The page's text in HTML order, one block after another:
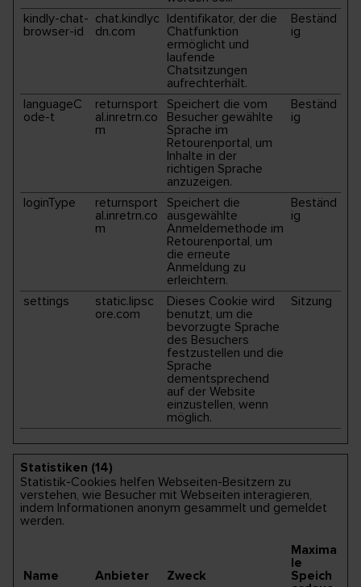
kindly-chat-
browser-id
chat.kindlyc
dn.com
Identifikator, der die
Chatfunktion
ermöglicht und
laufende
Chatsitzungen
aufrechterhält.
Beständ
ig
languageC
ode-t
returnsport
al.inretrn.co
m
Speichert die vom
Besucher gewählte
Sprache im
Retourenportal, um
Inhalte in der
richtigen Sprache
anzuzeigen.
Beständ
ig
loginType
returnsport
al.inretrn.co
m
Speichert die
ausgewählte
Anmeldemethode im
Retourenportal, um
die erneute
Anmeldung zu
erleichtern.
Beständ
ig
settings
static.lipsc
ore.com
Dieses Cookie wird
benutzt, um die
bevorzugte Sprache
des Besuchers
festzustellen und die
Sprache
dementsprechend
auf der Website
einzustellen, wenn
möglich.
Sitzung
Statistiken (14)
Statistik-Cookies helfen Webseiten-Besitzern zu
verstehen, wie Besucher mit Webseiten interagieren,
indem Informationen anonym gesammelt und gemeldet
werden.
Name Anbieter Zweck
Maxima
le
Speich